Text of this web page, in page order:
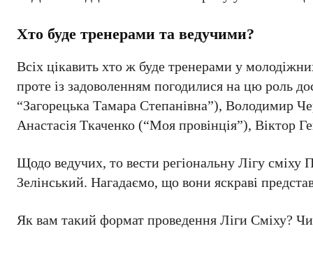
Хто буде тренерами та ведучими?
Всіх цікавить хто ж буде тренерами у
проте із задоволенням погодилися на цю роль
“Загорецька Тамара Степанівна”), Володимир
Анастасія Ткаченко (“Моя провінція”), Віктор
Щодо ведучих, то вести регіональну Лігу
Зелінський. Нагадаємо, що вони яскраві
Як вам такий формат проведення Ліги Сміху? Чи